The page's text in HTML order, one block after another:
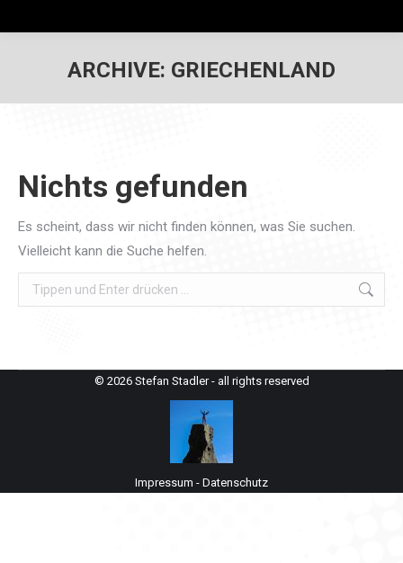
ARCHIVE: GRIECHENLAND
Nichts gefunden
Es scheint, dass wir nicht finden können, was Sie suchen.
Vielleicht kann die Suche helfen.
Search:
© 2026 Stefan Stadler - all rights reserved
Impressum - Datenschutz